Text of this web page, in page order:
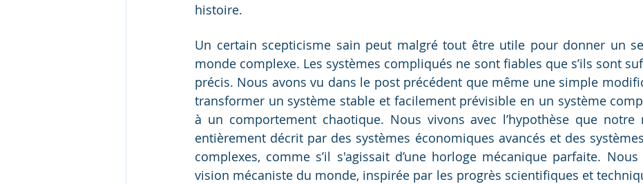
histoire.
Un certain scepticisme sain peut malgré tout être utile pour donner un
monde complexe. Les systèmes compliqués ne sont fiables que s’ils sont
précis. Nous avons vu dans le post précédent que même une simple
transformer un système stable et facilement prévisible en un système
à un comportement chaotique. Nous vivons avec l’hypothèse que notre
entièrement décrit par des systèmes économiques avancés et des
complexes, comme s’il s'agissait d’une horloge mécanique parfaite.
vision mécaniste du monde, inspirée par les progrès scientifiques et